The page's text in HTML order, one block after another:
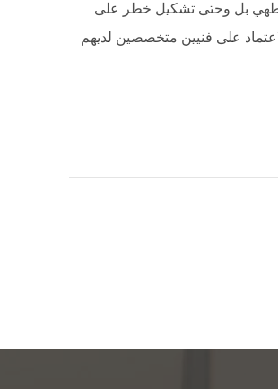
بل وحتى تشكيل خطر على
على فنيين متخصصين لديهم